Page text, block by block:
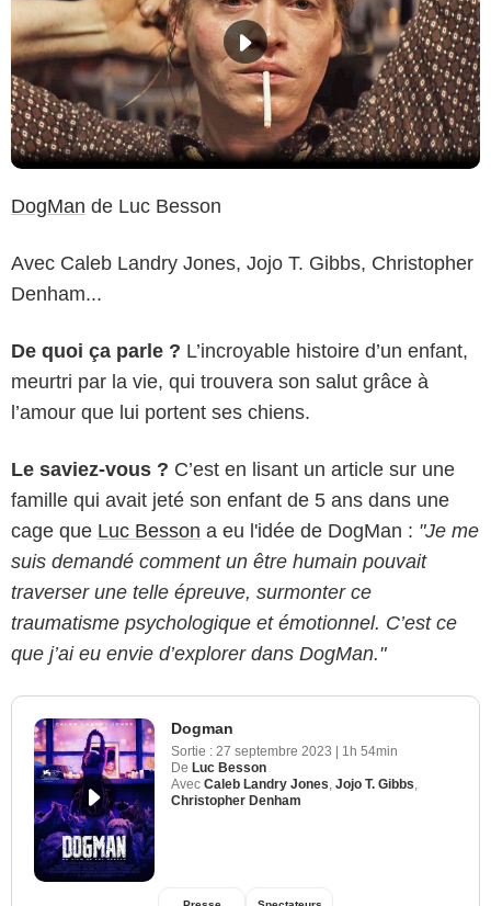
DogMan de Luc Besson
Avec Caleb Landry Jones, Jojo T. Gibbs, Christopher
Denham...
De quoi ça parle ? L’incroyable histoire d’un enfant,
meurtri par la vie, qui trouvera son salut grâce à
l’amour que lui portent ses chiens.
Le saviez-vous ? C’est en lisant un article sur une
famille qui avait jeté son enfant de 5 ans dans une
cage que Luc Besson a eu l'idée de DogMan : "Je me
suis demandé comment un être humain pouvait
traverser une telle épreuve, surmonter ce
traumatisme psychologique et émotionnel. C’est ce
que j’ai eu envie d’explorer dans DogMan."
Dogman
Sortie : 27 septembre 2023 | 1h 54min
De Luc Besson
Avec Caleb Landry Jones, Jojo T. Gibbs,
Christopher Denham